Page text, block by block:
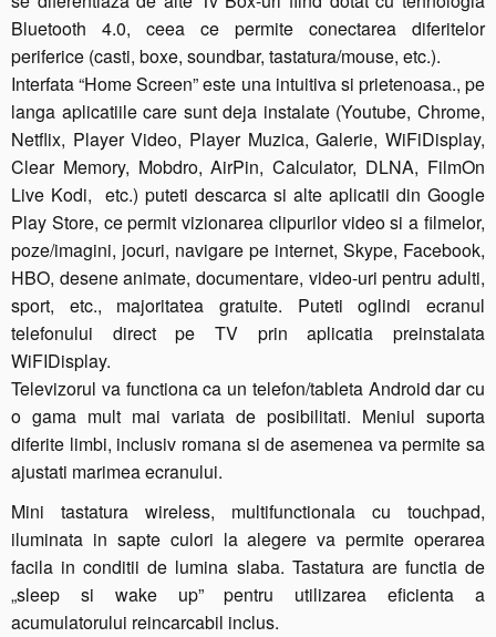
Bluetooth 4.0, ceea ce permite conectarea diferitelor
periferice (casti, boxe, soundbar, tastatura/mouse, etc.).
Interfata “Home Screen” este una intuitiva si prietenoasa., pe
langa aplicatiile care sunt deja instalate (Youtube, Chrome,
Netflix, Player Video, Player Muzica, Galerie, WiFiDisplay,
Clear Memory, Mobdro, AirPin, Calculator, DLNA, FilmOn
Live Kodi, etc.) puteti descarca si alte aplicatii din Google
Play Store, ce permit vizionarea clipurilor video si a filmelor,
poze/imagini, jocuri, navigare pe internet, Skype, Facebook,
HBO, desene animate, documentare, video-uri pentru adulti,
sport, etc., majoritatea gratuite. Puteti oglindi ecranul
telefonului direct pe TV prin aplicatia preinstalata
WiFIDisplay.
Televizorul va functiona ca un telefon/tableta Android dar cu
o gama mult mai variata de posibilitati. Meniul suporta
diferite limbi, inclusiv romana si de asemenea va permite sa
ajustati marimea ecranului.
Mini tastatura wireless, multifunctionala cu touchpad,
iluminata in sapte culori la alegere va permite operarea
facila in conditii de lumina slaba. Tastatura are functia de
„sleep si wake up” pentru utilizarea eficienta a
acumulatorului reincarcabil inclus.